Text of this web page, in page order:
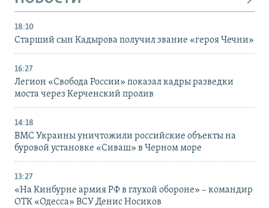
18:10
Старший сын Кадырова получил звание «героя Чечни»
16:27
Легион «Свобода России» показал кадры разведки
моста через Керченский пролив
14:18
ВМС Украины уничтожили российские объекты на
буровой установке «Сиваш» в Черном море
13:27
«На Кинбурне армия РФ в глухой обороне» – командир
ОТК «Одесса» ВСУ Денис Носиков